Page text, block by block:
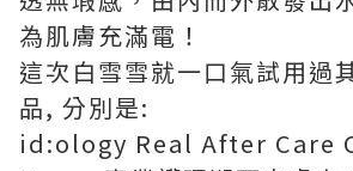
為肌膚充滿電！
這次白雪雪就一口氣試用過
品, 分別是:
id:ology Real After Care